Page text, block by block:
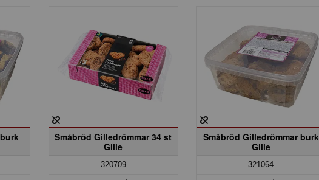
Småbröd Gilledrömmar 34 st
Gille
320709
Småbröd Gilledrömmar burk
Gille
321064